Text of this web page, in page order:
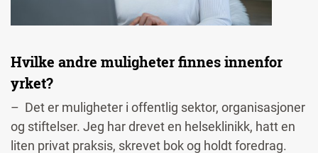
Hvilke andre muligheter finnes innenfor
yrket?
– Det er muligheter i offentlig sektor, organisasjoner
og stiftelser. Jeg har drevet en helseklinikk, hatt en
liten privat praksis, skrevet bok og holdt foredrag.